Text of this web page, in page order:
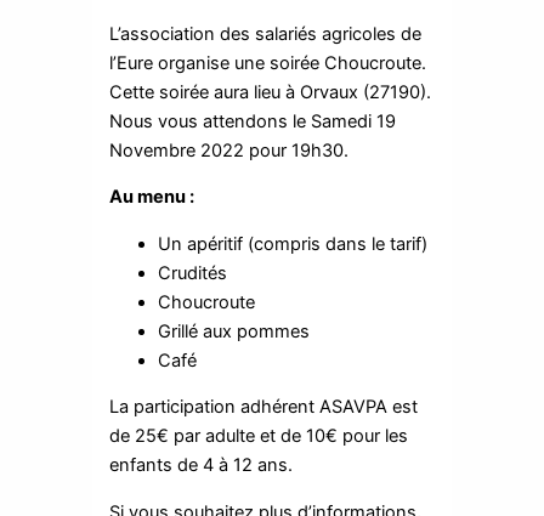
L’association des salariés agricoles de
l’Eure organise une soirée Choucroute.
Cette soirée aura lieu à Orvaux (27190).
Nous vous attendons le Samedi 19
Novembre 2022 pour 19h30.
Au menu :
Un apéritif (compris dans le tarif)
Crudités
Choucroute
Grillé aux pommes
Café
La participation adhérent ASAVPA est
de 25€ par adulte et de 10€ pour les
enfants de 4 à 12 ans.